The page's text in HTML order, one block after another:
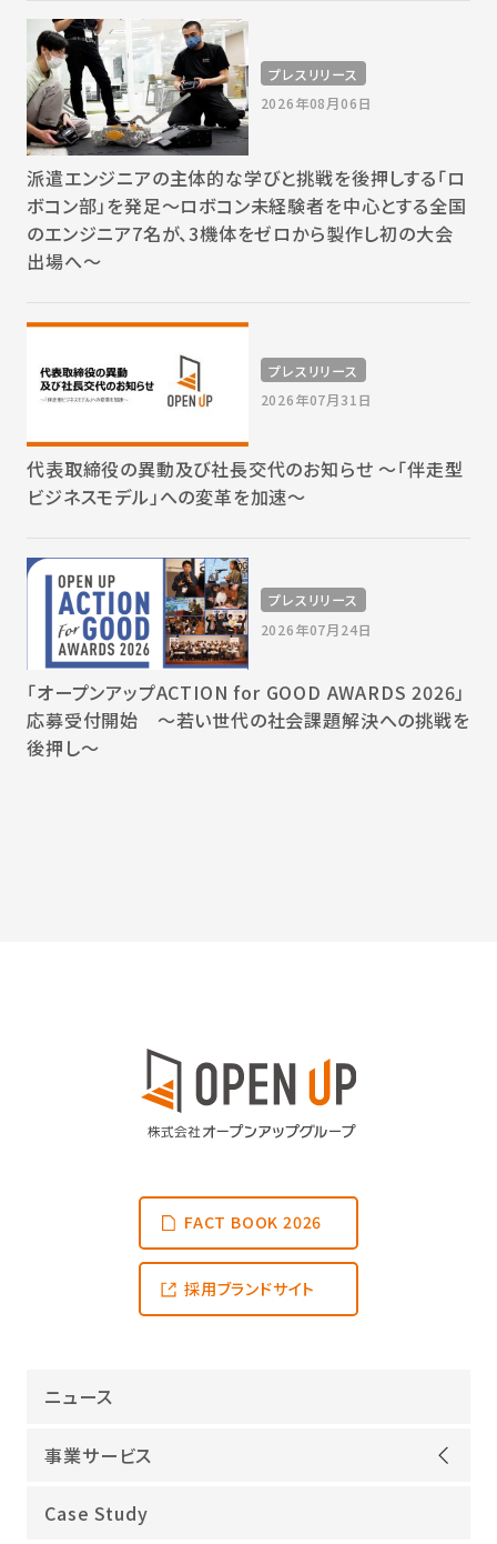
プレスリリース
2026年08月06日
派遣エンジニアの主体的な学びと挑戦を後押しする「ロ
ボコン部」を発足～ロボコン未経験者を中心とする全国
のエンジニア7名が、3機体をゼロから製作し初の大会
出場へ～
プレスリリース
2026年07月31日
代表取締役の異動及び社長交代のお知らせ 〜「伴走型
ビジネスモデル」への変革を加速〜
プレスリリース
2026年07月24日
「オープンアップACTION for GOOD AWARDS 2026」
応募受付開始 〜若い世代の社会課題解決への挑戦を
後押し〜
FACT BOOK 2026
採用ブランドサイト
ニュース
事業サービス
オープンアップグループが選ばれる理由
Case Study